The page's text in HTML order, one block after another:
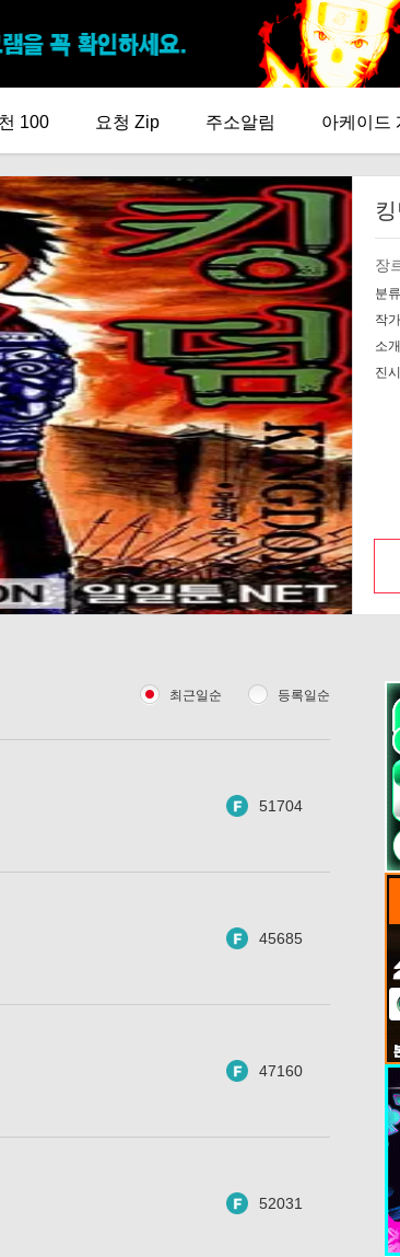
100 요청 Zip 주소알림 아케이드
장
분
작
소
진
최근일순 등록일순
51704
45685
47160
52031